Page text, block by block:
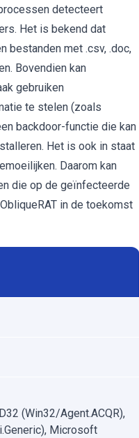
detecteert
Het is bekend dat
bestanden met .csv, .doc,
Bovendien kan
gebruiken
te stelen (zoals
backdoor-functie die kan
Het is ook in staat
Daarom kan
die op de geïnfecteerde
in de toekomst
(Win32/Agent.ACQR),
Microsoft